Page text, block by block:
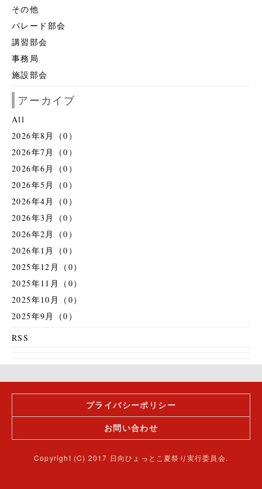
その他
パレード部会
講習部会
事務局
施設部会
アーカイブ
All
2026年8月（0）
2026年7月（0）
2026年6月（0）
2026年5月（0）
2026年4月（0）
2026年3月（0）
2026年2月（0）
2026年1月（0）
2025年12月（0）
2025年11月（0）
2025年10月（0）
2025年9月（0）
RSS
プライバシーポリシー
お問い合わせ
Copyright (C) 2017 日向ひょっとこ夏祭り実行委員会.